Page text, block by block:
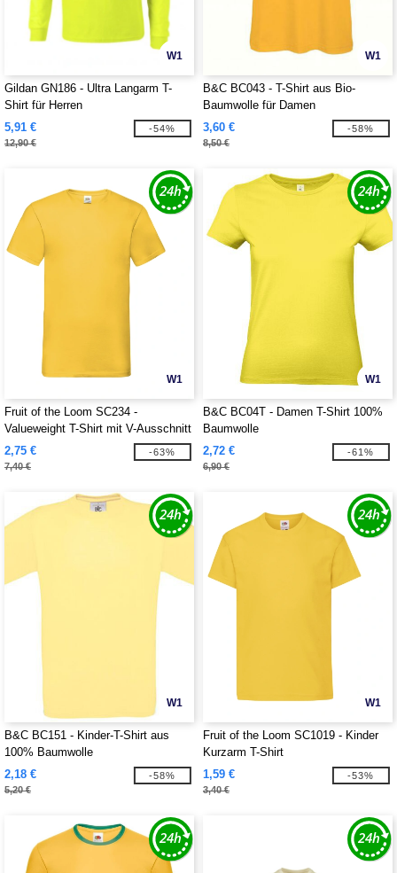
W1
Gildan GN186 - Ultra Langarm T-
Shirt für Herren
5,91 €
12,90 €
-54%
W1
B&C BC043 - T-Shirt aus Bio-
Baumwolle für Damen
3,60 €
8,50 €
-58%
W1
Fruit of the Loom SC234 -
Valueweight T-Shirt mit V-Ausschnitt
für Herren
2,75 €
7,40 €
-63%
W1
B&C BC04T - Damen T-Shirt 100%
Baumwolle
2,72 €
6,90 €
-61%
W1
B&C BC151 - Kinder-T-Shirt aus
100% Baumwolle
2,18 €
5,20 €
-58%
W1
Fruit of the Loom SC1019 - Kinder
Kurzarm T-Shirt
1,59 €
3,40 €
-53%